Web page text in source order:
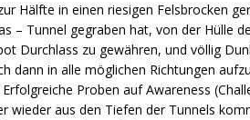
Hälfte in einen riesigen Felsbrocken
– Tunnel gegraben hat, von der Hülle
Durchlass zu gewähren, und völlig
dann in alle möglichen Richtungen
Proben auf Awareness
wieder aus den Tiefen der Tunnels